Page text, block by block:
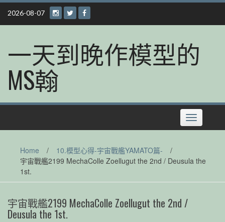
Skip
content
2026-08-07
一天到晚作模型的
MS翰
Toggle
navigation
Home / 10.模型心得-宇宙戰艦YAMATO篇-
/
宇宙戰艦2199 MechaColle Zoellugut the 2nd / Deusula the
1st.
宇宙戰艦2199 MechaColle Zoellugut the 2nd /
Deusula the 1st.